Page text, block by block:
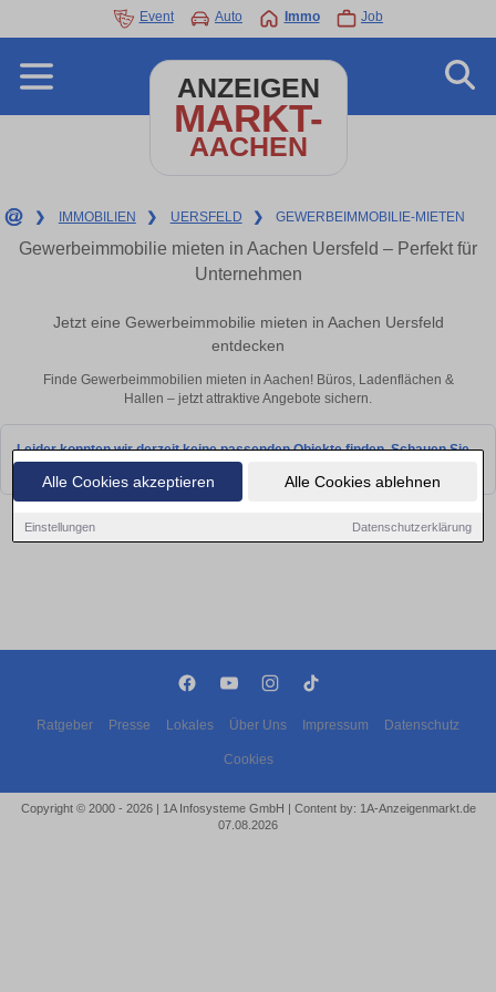
Alle Cookies akzeptieren Alle Cookies ablehnen
Einstellungen Datenschutzerklärung
Event Auto Immo Job
ANZEIGEN
MARKT-
AACHEN
❯ IMMOBILIEN ❯ UERSFELD ❯ GEWERBEIMMOBILIE-MIETEN
Gewerbeimmobilie mieten in Aachen Uersfeld – Perfekt für
Unternehmen
Jetzt eine Gewerbeimmobilie mieten in Aachen Uersfeld
entdecken
Finde Gewerbeimmobilien mieten in Aachen! Büros, Ladenflächen &
Hallen – jetzt attraktive Angebote sichern.
Leider konnten wir derzeit keine passenden Objekte finden. Schauen Sie
Ratgeber Presse Lokales Über Uns Impressum Datenschutz
Cookies
Copyright © 2000 - 2026 | 1A Infosysteme GmbH | Content by: 1A-Anzeigenmarkt.de
07.08.2026